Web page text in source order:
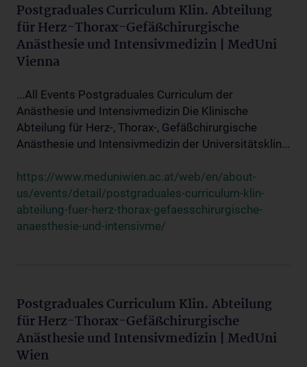
Postgraduales Curriculum Klin. Abteilung
für Herz-Thorax-Gefäßchirurgische
Anästhesie und Intensivmedizin | MedUni
Vienna
...All Events Postgraduales Curriculum der
Anästhesie und Intensivmedizin Die Klinische
Abteilung für Herz-, Thorax-, Gefäßchirurgische
Anästhesie und Intensivmedizin der Universitätsklin...
https://www.meduniwien.ac.at/web/en/about-
us/events/detail/postgraduales-curriculum-klin-
abteilung-fuer-herz-thorax-gefaesschirurgische-
anaesthesie-und-intensivme/
Postgraduales Curriculum Klin. Abteilung
für Herz-Thorax-Gefäßchirurgische
Anästhesie und Intensivmedizin | MedUni
Wien